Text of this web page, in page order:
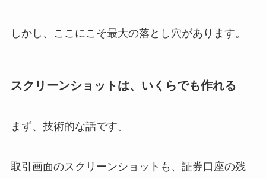
しかし、ここにこそ最大の落とし穴があります。
スクリーンショットは、いくらでも作れる
まず、技術的な話です。
取引画面のスクリーンショットも、証券口座の残